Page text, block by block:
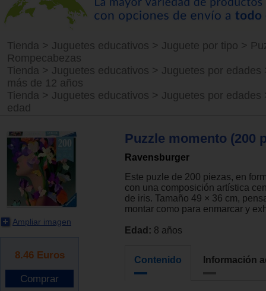
Tienda > Juguetes educativos > Juguete por tipo >
Rompecabezas
Tienda > Juguetes educativos > Juguetes por edades
más de 12 años
Tienda > Juguetes educativos > Juguetes por edades
edad
Ampliar imagen
8.46 Euros
Puzzle momento (200
Ravensburger
Este puzle de 200 piezas, en
con una composición artística
de iris. Tamaño 49 × 36 cm,
montar como para enmarcar y
Edad: 8 años
Contenido Información